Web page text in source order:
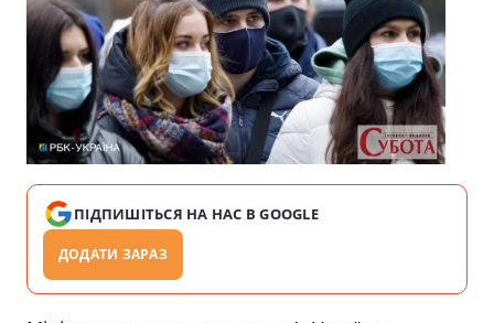
ПІДПИШІТЬСЯ НА НАС В GOOGLE
ДОДАТИ ЗАРАЗ